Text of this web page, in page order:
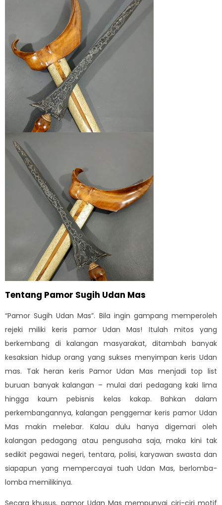
Tentang Pamor Sugih Udan Mas
“Pamor Sugih Udan Mas”. Bila ingin gampang memperoleh
rejeki miliki keris pamor Udan Mas! Itulah mitos yang
berkembang di kalangan masyarakat, ditambah banyak
kesaksian hidup orang yang sukses menyimpan keris Udan
mas. Tak heran keris Pamor Udan Mas menjadi top list
buruan banyak kalangan – mulai dari pedagang kaki lima
hingga kaum pebisnis kelas kakap. Bahkan dalam
perkembangannya, kalangan penggemar keris pamor Udan
Mas makin melebar. Kalau dulu hanya digemari oleh
kalangan pedagang atau pengusaha saja, maka kini tak
sedikit pegawai negeri, tentara, polisi, karyawan swasta dan
siapapun yang mempercayai tuah Udan Mas, berlomba-
lomba memilikinya.